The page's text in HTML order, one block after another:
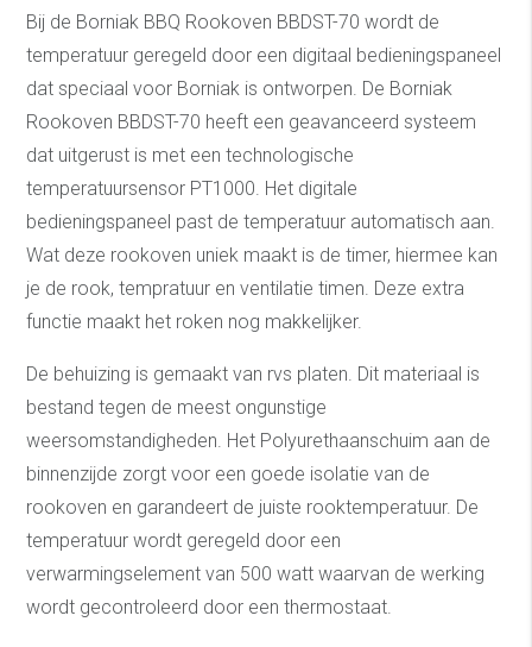
Bij de Borniak BBQ Rookoven BBDST-70 wordt de
temperatuur geregeld door een digitaal bedieningspaneel
dat speciaal voor Borniak is ontworpen. De Borniak
Rookoven BBDST-70 heeft een geavanceerd systeem
dat uitgerust is met een technologische
temperatuursensor PT1000. Het digitale
bedieningspaneel past de temperatuur automatisch aan.
Wat deze rookoven uniek maakt is de timer, hiermee kan
je de rook, tempratuur en ventilatie timen. Deze extra
functie maakt het roken nog makkelijker.
De behuizing is gemaakt van rvs platen. Dit materiaal is
bestand tegen de meest ongunstige
weersomstandigheden. Het Polyurethaanschuim aan de
binnenzijde zorgt voor een goede isolatie van de
rookoven en garandeert de juiste rooktemperatuur. De
temperatuur wordt geregeld door een
verwarmingselement van 500 watt waarvan de werking
wordt gecontroleerd door een thermostaat.